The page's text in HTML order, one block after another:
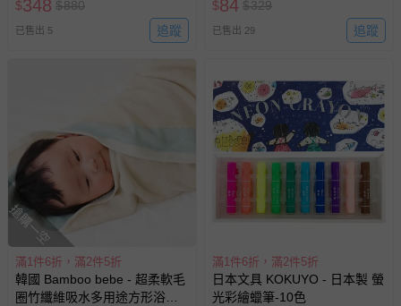
如需退換貨，請於收到商品7天（含例假日內提出），如為
瑕疵退換貨所產生的運費，將由媽咪愛負責處理，若非瑕疵
退貨，您可至『查詢訂單』>『已出貨』中查詢該筆訂單，
並點選『我要退貨』即可進行申請。若有相關退貨問題，請
LINE@客服ID: @mamilove我們將依序為您處理
針對滿件折/滿額贈…等活動，如因部份退貨，而該訂單保
留商品未達活動門檻，將以原價計算，活動贈品亦需一併退
回。
部分商品依據消費者保護法的規定，不適用七天鑑賞期/猶
豫期範圍：
易於腐敗、保存期限較短或解約時即將逾期（例如生鮮
$348 $880
已售出 5 追蹤
$84 $329
已售出 29 追蹤
搶購一空
滿1件6折，滿2件5折
韓國 Bamboo bebe - 超柔軟毛
圈竹纖維吸水多用途方形浴巾-
滿1件6折，滿2件5折
日本文具 KOKUYO - 日本製 螢
光彩繪蠟筆-10色